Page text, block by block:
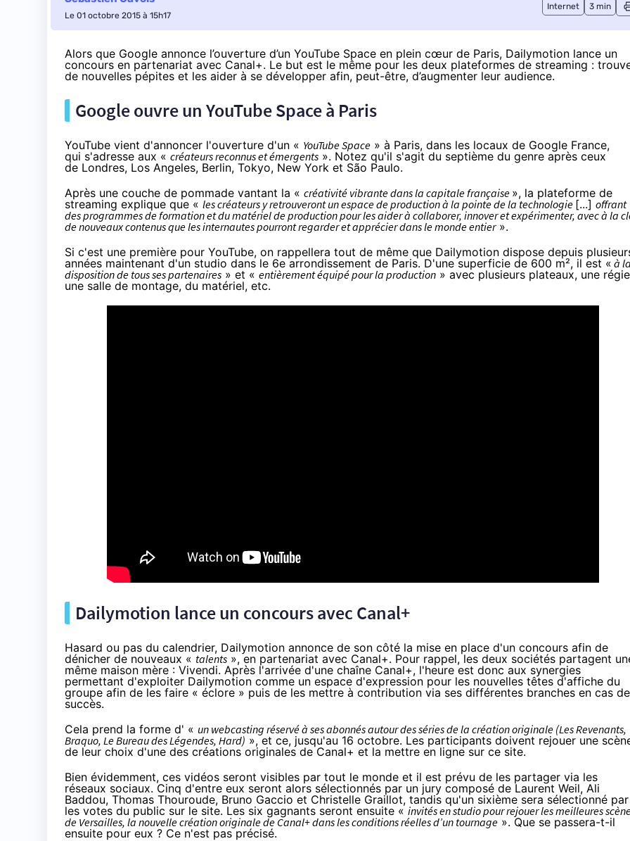
Le 01 octobre 2015 à 15h17
Internet 3 min
Alors que Google annonce l’ouverture d’un YouTube Space en plein cœur de Paris, Dailymotion lance un
concours en partenariat avec Canal+. Le but est le même pour les deux plateformes de streaming :
de nouvelles pépites et les aider à se développer afin, peut-être, d’augmenter leur audience.
Google ouvre un YouTube Space à Paris
YouTube vient d'annoncer l'ouverture d'un « YouTube Space » à Paris, dans les locaux de Google France,
qui s'adresse aux « créateurs reconnus et émergents ». Notez qu'il s'agit du septième du genre après ceux
de Londres, Los Angeles, Berlin, Tokyo, New York et São Paulo.
Après une couche de pommade vantant la « créativité vibrante dans la capitale française », la plateforme de
streaming explique que « les créateurs y retrouveront un espace de production à la pointe de la technologie [...] offrant
des programmes de formation et du matériel de production pour les aider à collaborer, innover et expérimenter, avec à la
de nouveaux contenus que les internautes pourront regarder et apprécier dans le monde entier».
Si c'est une première pour YouTube, on rappellera tout de même que Dailymotion dispose depuis
années maintenant d'un studio dans le 6e arrondissement de Paris. D'une superficie de 600 m², il est « à
disposition de tous ses partenaires » et « entièrement équipé pour la production » avec plusieurs plateaux, une
une salle de montage, du matériel, etc.
Dailymotion lance un concours avec Canal+
Hasard ou pas du calendrier, Dailymotion annonce de son côté la mise en place d'un concours afin de
dénicher de nouveaux « talents », en partenariat avec Canal+. Pour rappel, les deux sociétés partagent
même maison mère : Vivendi. Après l'arrivée d'une chaîne Canal+, l'heure est donc aux synergies
permettant d'exploiter Dailymotion comme un espace d'expression pour les nouvelles têtes d'affiche du
groupe afin de les faire « éclore » puis de les mettre à contribution via ses différentes branches en cas de
succès.
Cela prend la forme d' « un webcasting réservé à ses abonnés autour des séries de la création originale (Les Revenants,
Braquo, Le Bureau des Légendes, Hard) », et ce, jusqu'au 16 octobre. Les participants doivent rejouer une
de leur choix d'une des créations originales de Canal+ et la mettre en ligne sur ce site.
Bien évidemment, ces vidéos seront visibles par tout le monde et il est prévu de les partager via les
réseaux sociaux. Cinq d'entre eux seront alors sélectionnés par un jury composé de Laurent Weil, Ali
Baddou, Thomas Thouroude, Bruno Gaccio et Christelle Graillot, tandis qu'un sixième sera sélectionné par
les votes du public sur le site. Les six gagnants seront ensuite « invités en studio pour rejouer les meilleures
de Versailles, la nouvelle création originale de Canal+ dans les conditions réelles d’un tournage ». Que se passera-t-il
ensuite pour eux ? Ce n'est pas précisé.